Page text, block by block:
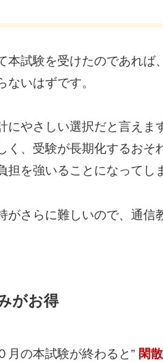
本試験を受けたのであれ
いはずです。
やさしい選択だと言えま
く、受験が長期化するおそ
を強いることになってし
がさらに難しいので、通信
がお得
月の本試験が終わると” 閑